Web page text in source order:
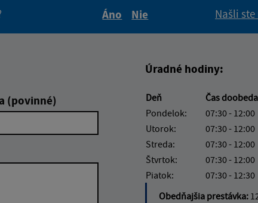
Áno
Nie
Našli
(povinné)
Úradné hodiny:
Deň Čas doobeda
Pondelok:
07:30 - 12:00
Utorok:
07:30 - 12:00
Streda:
07:30 - 12:00
Štvrtok:
07:30 - 12:00
Piatok:
07:30 - 12:30
Obedňajšia prestávka: